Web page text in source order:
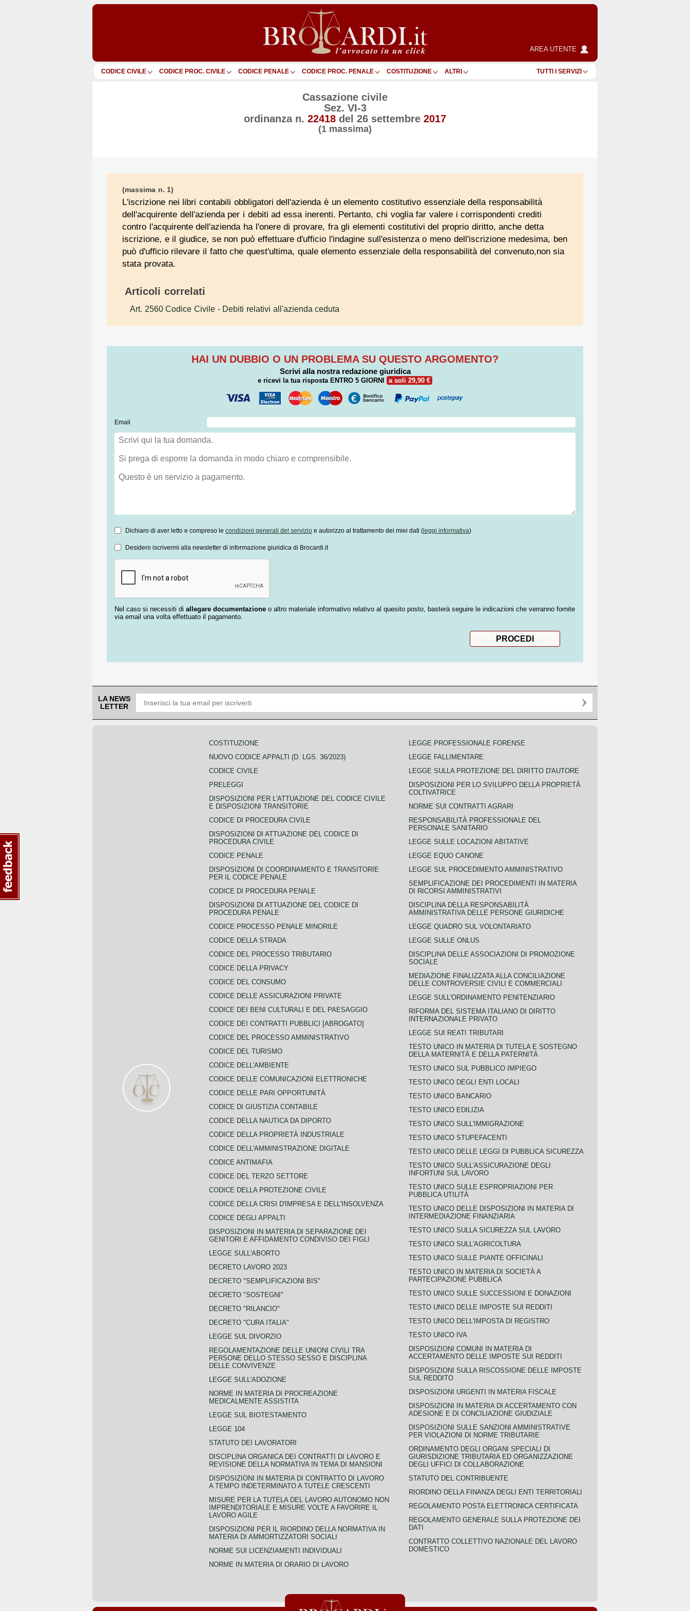
AREA UTENTE
CODICE CIVILE CODICE PROC. CIVILE CODICE PENALE CODICE PROC. PENALE COSTITUZIONE ALTRI TUTTI I SERVIZI
Cassazione civile
Sez. VI-3
ordinanza n. 22418 del 26 settembre 2017
(1 massima)
(massima n. 1)
L'iscrizione nei libri contabili obbligatori dell'azienda è un elemento costitutivo essenziale della responsabilità
dell'acquirente dell'azienda per i debiti ad essa inerenti. Pertanto, chi voglia far valere i corrispondenti crediti
contro l'acquirente dell'azienda ha l'onere di provare, fra gli elementi costitutivi del proprio diritto, anche detta
iscrizione, e il giudice, se non può effettuare d'ufficio l'indagine sull'esistenza o meno dell'iscrizione medesima, ben
può d'ufficio rilevare il fatto che quest'ultima, quale elemento essenziale della responsabilità del convenuto,non sia
stata provata.
Articoli correlati
Art. 2560 Codice Civile - Debiti relativi all'azienda ceduta
HAI UN DUBBIO O UN PROBLEMA SU QUESTO ARGOMENTO?
Scrivi alla nostra redazione giuridica
e ricevi la tua risposta ENTRO 5 GIORNI a soli 29,90 €
Email
Dichiaro di aver letto e compreso le condizioni generali del servizio e autorizzo al trattamento dei miei dati ( leggi informativa)
Desidero iscrivermi alla newsletter di informazione giuridica di Brocardi.it
Nel caso si necessiti di allegare documentazione o altro materiale informativo relativo al quesito posto, basterà seguire le indicazioni che verranno fornite
via email una volta effettuato il pagamento.
LA NEWS
LETTER
COSTITUZIONE
NUOVO CODICE APPALTI (D. LGS. 36/2023)
CODICE CIVILE
PRELEGGI
DISPOSIZIONI PER L'ATTUAZIONE DEL CODICE CIVILE
E DISPOSIZIONI TRANSITORIE
CODICE DI PROCEDURA CIVILE
DISPOSIZIONI DI ATTUAZIONE DEL CODICE DI
PROCEDURA CIVILE
CODICE PENALE
DISPOSIZIONI DI COORDINAMENTO E TRANSITORIE
PER IL CODICE PENALE
CODICE DI PROCEDURA PENALE
DISPOSIZIONI DI ATTUAZIONE DEL CODICE DI
PROCEDURA PENALE
CODICE PROCESSO PENALE MINORILE
CODICE DELLA STRADA
CODICE DEL PROCESSO TRIBUTARIO
CODICE DELLA PRIVACY
CODICE DEL CONSUMO
CODICE DELLE ASSICURAZIONI PRIVATE
CODICE DEI BENI CULTURALI E DEL PAESAGGIO
CODICE DEI CONTRATTI PUBBLICI [ABROGATO]
CODICE DEL PROCESSO AMMINISTRATIVO
CODICE DEL TURISMO
CODICE DELL'AMBIENTE
CODICE DELLE COMUNICAZIONI ELETTRONICHE
CODICE DELLE PARI OPPORTUNITÀ
CODICE DI GIUSTIZIA CONTABILE
CODICE DELLA NAUTICA DA DIPORTO
CODICE DELLA PROPRIETÀ INDUSTRIALE
CODICE DELL'AMMINISTRAZIONE DIGITALE
CODICE ANTIMAFIA
CODICE DEL TERZO SETTORE
CODICE DELLA PROTEZIONE CIVILE
CODICE DELLA CRISI D'IMPRESA E DELL'INSOLVENZA
CODICE DEGLI APPALTI
DISPOSIZIONI IN MATERIA DI SEPARAZIONE DEI
GENITORI E AFFIDAMENTO CONDIVISO DEI FIGLI
LEGGE SULL'ABORTO
DECRETO LAVORO 2023
DECRETO "SEMPLIFICAZIONI BIS"
DECRETO "SOSTEGNI"
DECRETO "RILANCIO"
DECRETO "CURA ITALIA"
LEGGE SUL DIVORZIO
REGOLAMENTAZIONE DELLE UNIONI CIVILI TRA
PERSONE DELLO STESSO SESSO E DISCIPLINA
DELLE CONVIVENZE
LEGGE SULL'ADOZIONE
NORME IN MATERIA DI PROCREAZIONE
MEDICALMENTE ASSISTITA
LEGGE SUL BIOTESTAMENTO
LEGGE 104
STATUTO DEI LAVORATORI
DISCIPLINA ORGANICA DEI CONTRATTI DI LAVORO E
REVISIONE DELLA NORMATIVA IN TEMA DI MANSIONI
DISPOSIZIONI IN MATERIA DI CONTRATTO DI LAVORO
A TEMPO INDETERMINATO A TUTELE CRESCENTI
MISURE PER LA TUTELA DEL LAVORO AUTONOMO NON
IMPRENDITORIALE E MISURE VOLTE A FAVORIRE IL
LAVORO AGILE
DISPOSIZIONI PER IL RIORDINO DELLA NORMATIVA IN
MATERIA DI AMMORTIZZATORI SOCIALI
NORME SUI LICENZIAMENTI INDIVIDUALI
NORME IN MATERIA DI ORARIO DI LAVORO
LEGGE PROFESSIONALE FORENSE
LEGGE FALLIMENTARE
LEGGE SULLA PROTEZIONE DEL DIRITTO D'AUTORE
DISPOSIZIONI PER LO SVILUPPO DELLA PROPRIETÀ
COLTIVATRICE
NORME SUI CONTRATTI AGRARI
RESPONSABILITÀ PROFESSIONALE DEL
PERSONALE SANITARIO
LEGGE SULLE LOCAZIONI ABITATIVE
LEGGE EQUO CANONE
LEGGE SUL PROCEDIMENTO AMMINISTRATIVO
SEMPLIFICAZIONE DEI PROCEDIMENTI IN MATERIA
DI RICORSI AMMINISTRATIVI
DISCIPLINA DELLA RESPONSABILITÀ
AMMINISTRATIVA DELLE PERSONE GIURIDICHE
LEGGE QUADRO SUL VOLONTARIATO
LEGGE SULLE ONLUS
DISCIPLINA DELLE ASSOCIAZIONI DI PROMOZIONE
SOCIALE
MEDIAZIONE FINALIZZATA ALLA CONCILIAZIONE
DELLE CONTROVERSIE CIVILI E COMMERCIALI
LEGGE SULL'ORDINAMENTO PENITENZIARIO
RIFORMA DEL SISTEMA ITALIANO DI DIRITTO
INTERNAZIONALE PRIVATO
LEGGE SUI REATI TRIBUTARI
TESTO UNICO IN MATERIA DI TUTELA E SOSTEGNO
DELLA MATERNITÀ E DELLA PATERNITÀ
TESTO UNICO SUL PUBBLICO IMPIEGO
TESTO UNICO DEGLI ENTI LOCALI
TESTO UNICO BANCARIO
TESTO UNICO EDILIZIA
TESTO UNICO SULL'IMMIGRAZIONE
TESTO UNICO STUPEFACENTI
TESTO UNICO DELLE LEGGI DI PUBBLICA SICUREZZA
TESTO UNICO SULL'ASSICURAZIONE DEGLI
INFORTUNI SUL LAVORO
TESTO UNICO SULLE ESPROPRIAZIONI PER
PUBBLICA UTILITÀ
TESTO UNICO DELLE DISPOSIZIONI IN MATERIA DI
INTERMEDIAZIONE FINANZIARIA
TESTO UNICO SULLA SICUREZZA SUL LAVORO
TESTO UNICO SULL'AGRICOLTURA
TESTO UNICO SULLE PIANTE OFFICINALI
TESTO UNICO IN MATERIA DI SOCIETÀ A
PARTECIPAZIONE PUBBLICA
TESTO UNICO SULLE SUCCESSIONI E DONAZIONI
TESTO UNICO DELLE IMPOSTE SUI REDDITI
TESTO UNICO DELL'IMPOSTA DI REGISTRO
TESTO UNICO IVA
DISPOSIZIONI COMUNI IN MATERIA DI
ACCERTAMENTO DELLE IMPOSTE SUI REDDITI
DISPOSIZIONI SULLA RISCOSSIONE DELLE IMPOSTE
SUL REDDITO
DISPOSIZIONI URGENTI IN MATERIA FISCALE
DISPOSIZIONI IN MATERIA DI ACCERTAMENTO CON
ADESIONE E DI CONCILIAZIONE GIUDIZIALE
DISPOSIZIONI SULLE SANZIONI AMMINISTRATIVE
PER VIOLAZIONI DI NORME TRIBUTARIE
ORDINAMENTO DEGLI ORGANI SPECIALI DI
GIURISDIZIONE TRIBUTARIA ED ORGANIZZAZIONE
DEGLI UFFICI DI COLLABORAZIONE
STATUTO DEL CONTRIBUENTE
RIORDINO DELLA FINANZA DEGLI ENTI TERRITORIALI
REGOLAMENTO POSTA ELETTRONICA CERTIFICATA
REGOLAMENTO GENERALE SULLA PROTEZIONE DEI
DATI
CONTRATTO COLLETTIVO NAZIONALE DEL LAVORO
DOMESTICO